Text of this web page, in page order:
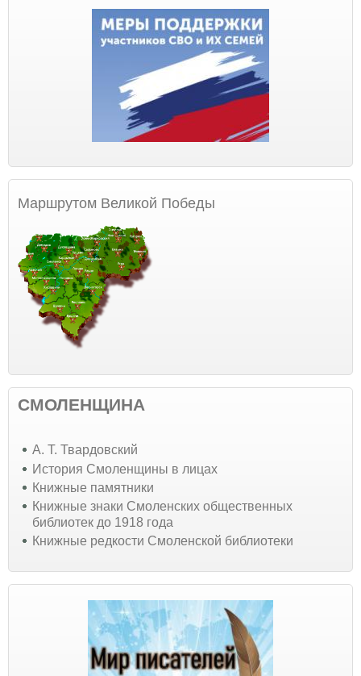
Маршрутом Великой Победы
СМОЛЕНЩИНА
А. Т. Твардовский
История Смоленщины в лицах
Книжные памятники
Книжные знаки Смоленских общественных
библиотек до 1918 года
Книжные редкости Смоленской библиотеки